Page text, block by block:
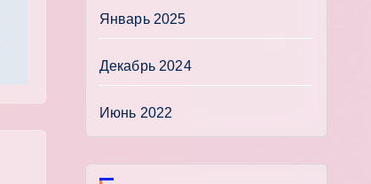
Январь 2025
Декабрь 2024
Июнь 2022